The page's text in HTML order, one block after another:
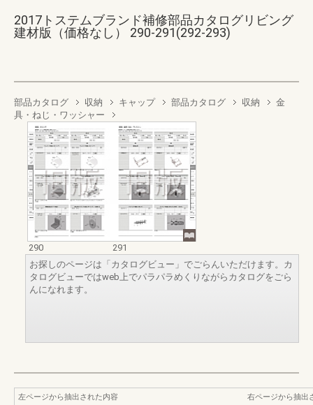
2017トステムブランド補修部品カタログリビング
建材版（価格なし） 290-291(292-293)
部品カタログ 収納 キャップ 部品カタログ 収納
金
具・ねじ・ワッシャー
290
291
お探しのページは「カタログビュー」でごらんいただけます。カ
タログビューではweb上でパラパラめくりながらカタログをごら
んになれます。
左ページから抽出された内容
右ページから抽出